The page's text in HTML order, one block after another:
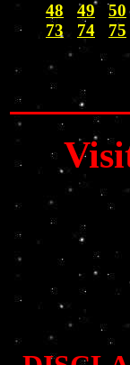
48
49 50
73
74 75